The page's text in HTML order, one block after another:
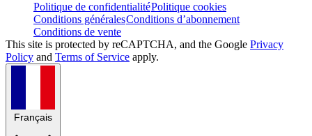
Politique de confidentialitéPolitique cookies
Conditions généralesConditions d’abonnement
Conditions de vente
This site is protected by reCAPTCHA, and the Google Privacy
Policy and Terms of Service apply.
Français